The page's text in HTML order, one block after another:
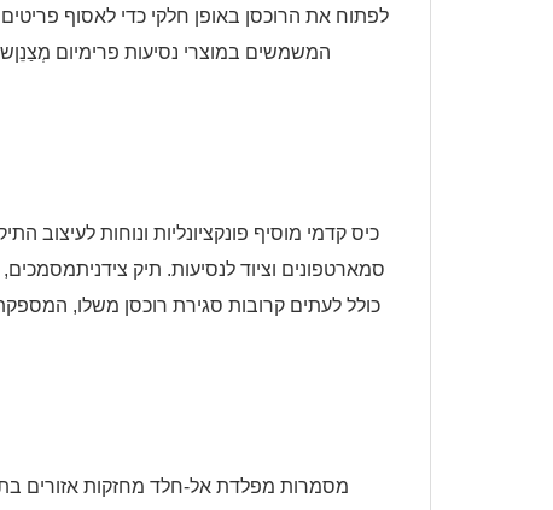
לפתוח את הרוכסן באופן חלקי כדי לאסוף
המשמשים במוצרי נסיעות פרימיום
כיס קדמי מוסיף פונקציונליות ונוחות לעיצוב
סמארטפונים וציוד לנסיעות.
מסמכים,
כולל לעתים קרובות סגירת רוכסן משלו,
מסמרות מפלדת אל-חלד מחזקות אזורים